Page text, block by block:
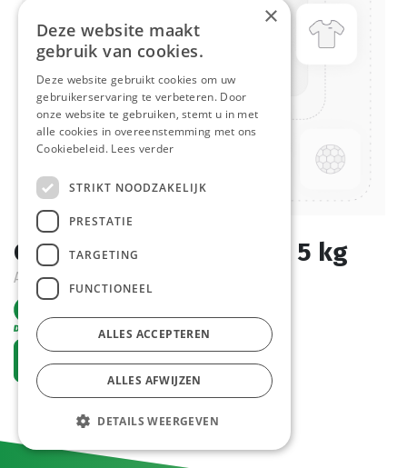
Capellini Prof. Anco Zak 5 kg
Actief
Vraag een account aan
×
Deze website maakt
gebruik van cookies.
Deze website gebruikt cookies om uw
gebruikerservaring te verbeteren. Door
onze website te gebruiken, stemt u in met
alle cookies in overeenstemming met ons
Cookiebeleid. Lees verder
STRIKT NOODZAKELIJK
PRESTATIE
TARGETING
FUNCTIONEEL
ALLES ACCEPTEREN
ALLES AFWIJZEN
DETAILS WEERGEVEN